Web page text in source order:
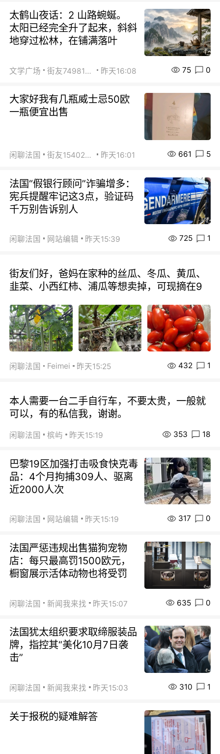
太鹤山夜话：2 山路蜿蜒。
太阳已经完全升了起来，斜斜
地穿过松林，在铺满落叶
文学广场 街友74981146 昨天16:08 75 0
大家好我有几瓶威士忌50欧
一瓶便宜出售
闲聊法国 街友15402223 昨天16:01 661 5
法国“假银行顾问”诈骗增多：
宪兵提醒牢记这3点，验证码
千万别告诉别人
闲聊法国 网站编辑 昨天15:39 725 1
街友们好，爸妈在家种的丝瓜、冬瓜、黄瓜、
韭菜、小西红柿、浦瓜等想卖掉，可现摘在9
闲聊法国 Feimei 昨天15:25 432 1
本人需要一台二手自行车，不要太贵，一般就
可以，有的私信我，谢谢。
闲聊法国 槟屿 昨天15:19 353 18
巴黎19区加强打击吸食快克毒
品：4个月拘捕309人、驱离
近2000人次
闲聊法国 网站编辑 昨天15:19 317 0
法国严惩违规出售猫狗宠物
店：每只最高罚1500欧元，
橱窗展示活体动物也将受罚
闲聊法国 新闻我来找 昨天15:07 635 0
法国犹太组织要求取缔服装品
牌，指控其“美化10月7日袭
击”
闲聊法国 新闻我来找 昨天15:03 310 1
关于报税的疑难解答